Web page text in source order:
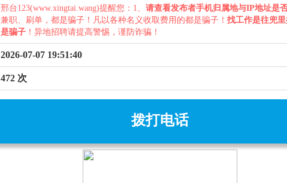
邢台123(www.xingtai.wang)提醒您：1、 请查看发布者手机归属地与IP地址是
兼职、刷单，都是骗子！凡以各种名义收取费用的都是骗子！ 找工作是往兜
是骗子 ！异地招聘请提高警惕，谨防诈骗！
2026-07-07 19:51:40
472 次
拨打电话